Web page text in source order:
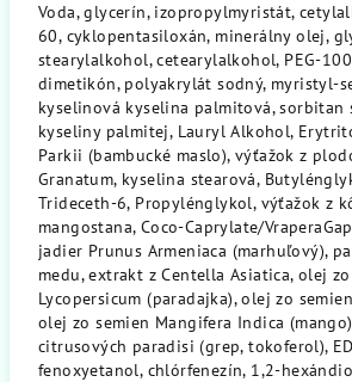
Voda, glycerín, izopropylmyristát,
60, cyklopentasiloxán, minerálny olej,
stearylalkohol, cetearylalkohol, PEG-
dimetikón, polyakrylát sodný, myristyl-
kyselinová kyselina palmitová, sorbitan
kyseliny palmitej, Lauryl Alkohol,
Parkii (bambucké maslo), výťažok z
Granatum, kyselina stearová,
Trideceth-6, Propylénglykol, výťažok z
mangostana, Coco-Caprylate/
jadier Prunus Armeniaca (marhuľový),
medu, extrakt z Centella Asiatica, olej
Lycopersicum (paradajka), olej zo
olej zo semien Mangifera Indica
citrusových paradisi (grep, tokoferol),
fenoxyetanol, chlórfenezín, 1,2-